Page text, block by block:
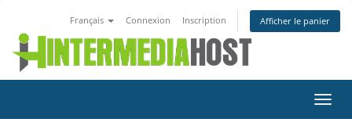
Français Connexion Inscription Afficher le panier
la